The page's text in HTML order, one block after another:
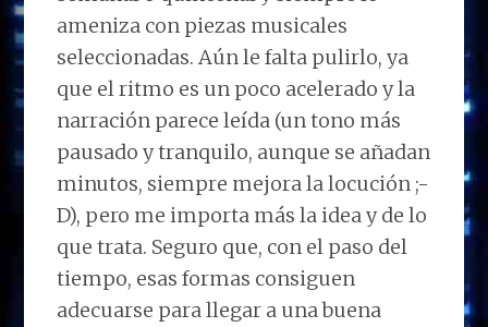
ameniza con piezas musicales
seleccionadas. Aún le falta pulirlo, ya
que el ritmo es un poco acelerado y la
narración parece leída (un tono más
pausado y tranquilo, aunque se añadan
minutos, siempre mejora la locución ;-
D), pero me importa más la idea y de lo
que trata. Seguro que, con el paso del
tiempo, esas formas consiguen
adecuarse para llegar a una buena